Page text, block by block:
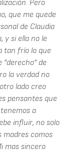
Pero
que me quede
de Claudia
y si ella no le
tan frío lo que
"derecho" de
la verdad no
lado creo
pensantes que
a
influir, no solo
madres comos
mas sincero